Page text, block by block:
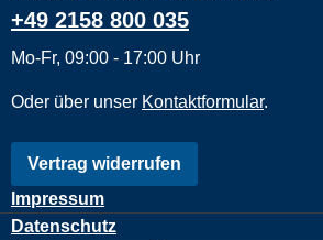
+49 2158 800 035
Mo-Fr, 09:00 - 17:00 Uhr
Oder über unser Kontaktformular.
Vertrag widerrufen
Impressum
Datenschutz